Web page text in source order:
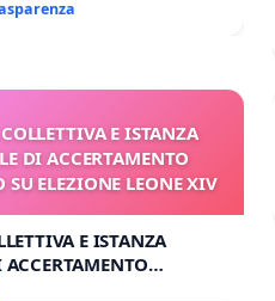
E ISTANZA
DI ACCERTAMENTO
SU ELEZIONE LEONE XIV
E ISTANZA
ELEZIONE LEONE XIV